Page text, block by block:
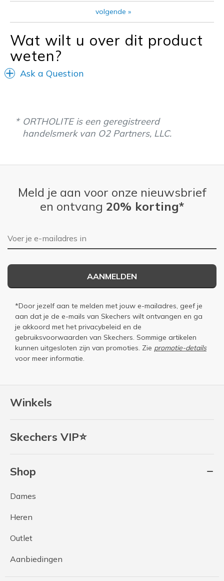
Walking 2+ miles a day
Width
Feels true to width
Sizing
View On Shoes
volgende »
Wat wilt u over dit product
weten?
Ask a Question
ORTHOLITE is een geregistreerd
handelsmerk van O2 Partners, LLC.
Winkels
Skechers VIP⭐
Shop
Dames
Heren
Outlet
Aanbiedingen
Meld je aan voor onze nieuwsbrief
en ontvang 20% korting*
E-mailadres
AANMELDEN
*Door jezelf aan te melden met jouw e-mailadres, geef je
aan dat je de e-mails van Skechers wilt ontvangen en ga
je akkoord met het privacybeleid en de
gebruiksvoorwaarden van Skechers. Sommige artikelen
kunnen uitgesloten zijn van promoties. Zie promotie-details
voor meer informatie.